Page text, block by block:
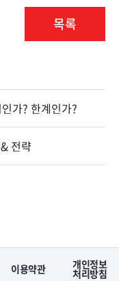
목록
가? 한계인가?
전략
이용약관 개인정보
처리방침